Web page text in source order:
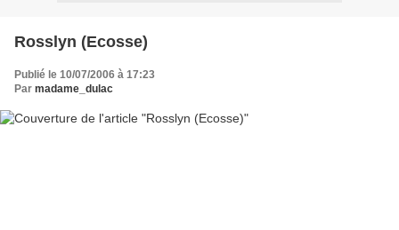
Rosslyn (Ecosse)
Publié le 10/07/2006 à 17:23
Par madame_dulac